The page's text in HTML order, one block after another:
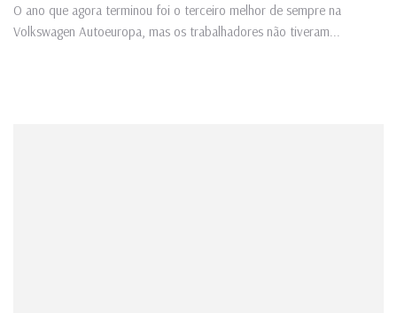
O ano que agora terminou foi o terceiro melhor de sempre na
Volkswagen Autoeuropa, mas os trabalhadores não tiveram...